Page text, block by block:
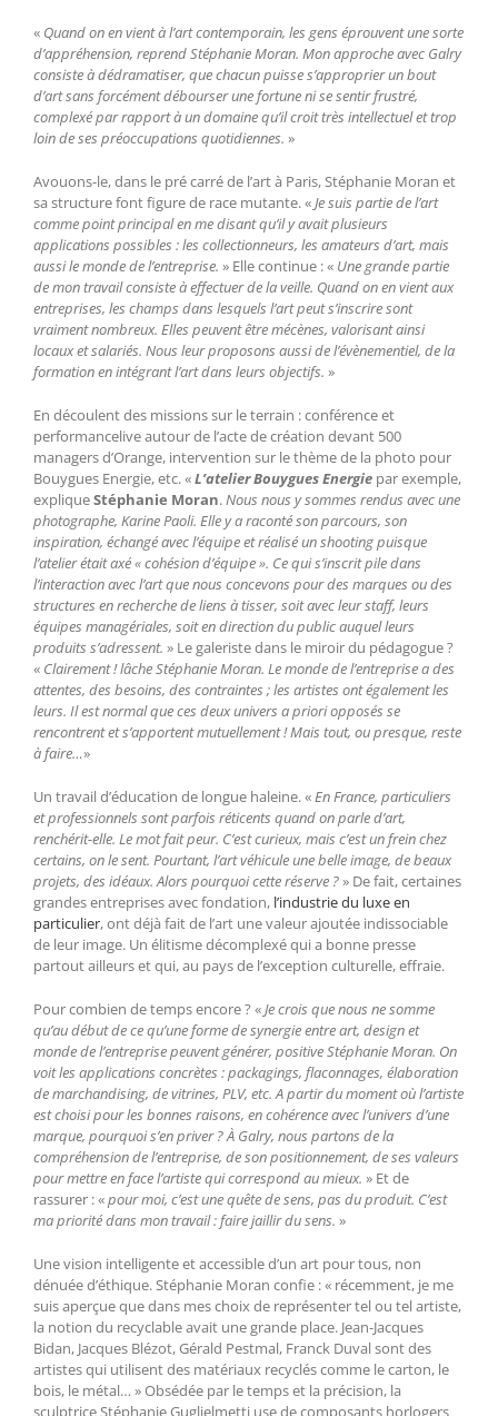
« Quand on en vient à l’art contemporain, les gens éprouvent une sorte
d’appréhension, reprend Stéphanie Moran. Mon approche avec Galry
consiste à dédramatiser, que chacun puisse s’approprier un bout
d’art sans forcément débourser une fortune ni se sentir frustré,
complexé par rapport à un domaine qu’il croit très intellectuel et trop
loin de ses préoccupations quotidiennes. »
Avouons-le, dans le pré carré de l’art à Paris, Stéphanie Moran et
sa structure font figure de race mutante. «Je suis partie de l’art
comme point principal en me disant qu’il y avait plusieurs
applications possibles : les collectionneurs, les amateurs d’art, mais
aussi le monde de l’entreprise. » Elle continue : « Une grande partie
de mon travail consiste à effectuer de la veille. Quand on en vient aux
entreprises, les champs dans lesquels l’art peut s’inscrire sont
vraiment nombreux. Elles peuvent être mécènes, valorisant ainsi
locaux et salariés. Nous leur proposons aussi de l’évènementiel, de la
formation en intégrant l’art dans leurs objectifs. »
En découlent des missions sur le terrain : conférence et
performancelive autour de l’acte de création devant 500
managers d’Orange, intervention sur le thème de la photo pour
Bouygues Energie, etc. «L’atelier Bouygues Energie par exemple,
expliqueStéphanie Moran.Nous nous y sommes rendus avec une
photographe, Karine Paoli. Elle y a raconté son parcours, son
inspiration, échangé avec l’équipe et réalisé un shooting puisque
l’atelier était axé « cohésion d’équipe ». Ce qui s’inscrit pile dans
l’interaction avec l’art que nous concevons pour des marques ou des
structures en recherche de liens à tisser, soit avec leur staff, leurs
équipes managériales, soit en direction du public auquel leurs
produits s’adressent. » Le galeriste dans le miroir du pédagogue ?
« Clairement ! lâche Stéphanie Moran. Le monde de l’entreprise a des
attentes, des besoins, des contraintes ; les artistes ont également les
leurs. Il est normal que ces deux univers a priori opposés se
rencontrent et s’apportent mutuellement ! Mais tout, ou presque, reste
à faire…»
Un travail d’éducation de longue haleine. «En France, particuliers
et professionnels sont parfois réticents quand on parle d’art,
renchérit-elle. Le mot fait peur. C’est curieux, mais c’est un frein chez
certains, on le sent. Pourtant, l’art véhicule une belle image, de beaux
projets, des idéaux. Alors pourquoi cette réserve ?» De fait, certaines
grandes entreprises avec fondation, l’industrie du luxe en
particulier, ont déjà fait de l’art une valeur ajoutée indissociable
de leur image. Un élitisme décomplexé qui a bonne presse
partout ailleurs et qui, au pays de l’exception culturelle, effraie.
Pour combien de temps encore ? «Je crois que nous ne somme
qu’au début de ce qu’une forme de synergie entre art, design et
monde de l’entreprise peuvent générer, positive Stéphanie Moran. On
voit les applications concrètes : packagings, flaconnages, élaboration
de marchandising, de vitrines, PLV, etc. A partir du moment où l’artiste
est choisi pour les bonnes raisons, en cohérence avec l’univers d’une
marque, pourquoi s’en priver ? À Galry, nous partons de la
compréhension de l’entreprise, de son positionnement, de ses valeurs
pour mettre en face l’artiste qui correspond au mieux. » Et de
rassurer : «pour moi, c’est une quête de sens, pas du produit. C’est
ma priorité dans mon travail : faire jaillir du sens. »
Une vision intelligente et accessible d’un art pour tous, non
dénuée d’éthique. Stéphanie Moran confie : « récemment, je me
suis aperçue que dans mes choix de représenter tel ou tel artiste,
la notion du recyclable avait une grande place. Jean-Jacques
Bidan, Jacques Blézot, Gérald Pestmal, Franck Duval sont des
artistes qui utilisent des matériaux recyclés comme le carton, le
bois, le métal… » Obsédée par le temps et la précision, la
sculptrice Stéphanie Guglielmetti use de composants horlogers